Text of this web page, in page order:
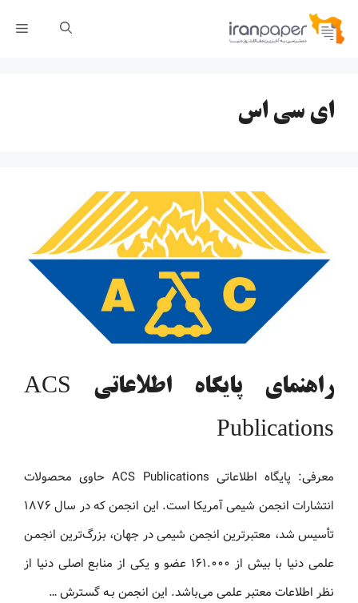
پرش
ای سی اس
راهنمای پایگاه اطلاعاتی ACS
Publications
معرفی: پایگاه اطلاعاتی ACS Publications حاوی محصولات
انتشارات انجمن شیمی آمریکا است. این انجمن که در سال ۱۸۷۶
تأسیس شد، معتبرترین انجمن شیمی در جهان، بزرگ‌ترین انجمـن
علمی دنیا با بیش از ۱۶۱.۰۰۰ عضو و یکی از منابع اصلی دنیا از
نظر اطلاعات معتبر علمی می‌باشد. این انجمن بـه گسـترش …